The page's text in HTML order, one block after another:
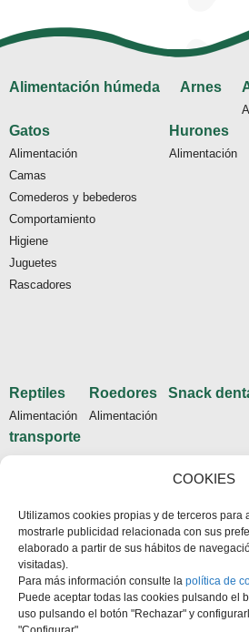
COOKIES
Utilizamos cookies propias y de terceros para
mostrarle publicidad relacionada con sus
elaborado a partir de sus hábitos de
visitadas).
Para más información consulte la política de
Puede aceptar todas las cookies pulsando el
uso pulsando el botón "Rechazar" y
Alimentación húmeda Arnes
Gatos
Alimentación
Camas
Comederos y bebederos
Comportamiento
Higiene
Juguetes
Rascadores
Hurones
Alimentación
Reptiles
Alimentación
Roedores
Alimentación
Snack
transporte
Contacto
Aviso legal
Política de cookies
Condiciones de compra